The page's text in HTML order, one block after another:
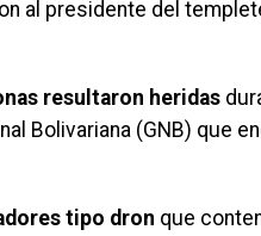
al presidente del
resultaron heridas
Bolivariana (GNB) que
tipo dron que